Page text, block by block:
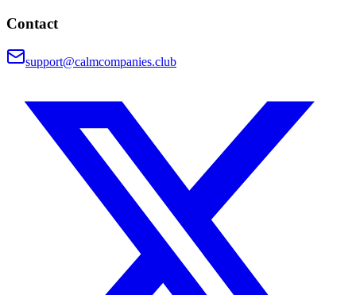
Contact
support@calmcompanies.club